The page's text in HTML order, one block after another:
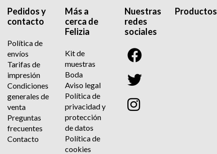
Pedidos y
contacto
Política de
envíos
Tarifas de
impresión
Condiciones
generales de
venta
Preguntas
frecuentes
Contacto
Más a
cerca de
Felizia
Kit de
muestras
Boda
Aviso legal
Política de
privacidad y
protección
de datos
Política de
cookies
Nuestras
redes
sociales
Productos